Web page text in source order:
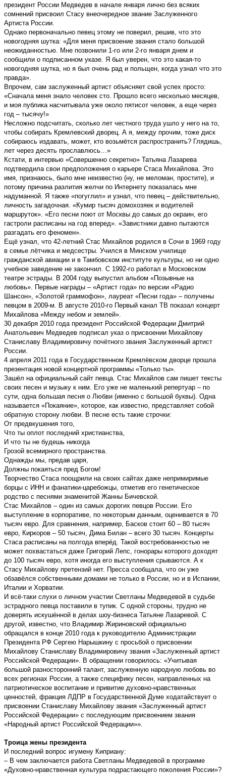
президент России Медведев в начале января лично без всяких
сомнений присвоил Стасу внеочередное звание Заслуженного
Артиста России.
Однако первоначально певец этому не поверил, решив, что это
новогодняя шутка: «Для меня присвоение звания стало большой
неожиданностью. Мне позвонили 1-го или 2-го января днем и
сообщили о подписанном указе. Я был уверен, что это какая-то
новогодняя шутка, но я был очень рад и польщен, когда узнал что это
правда».
Впрочем, сам заслуженный артист объясняет свой успех просто:
«Сначала меня знало человек сто. Прошло всего несколько месяцев,
и моя публика насчитывала уже около пятисот человек, а еще через
год – тысячу!»
Несложно подсчитать, сколько лет честного труда ушло у него на то,
чтобы собирать Кремлевский дворец. А я, между прочим, тоже диск
собираюсь издавать, может, кто возьмётся распространить? Глядишь,
лет через десять прославлюсь…»
Кстати, в интервью «Совершенно секретно» Татьяна Лазарева
подтвердила свои предположения о карьере Стаса Михайлова. Это
имя, признаюсь, было мне неизвестно (ну, не меломан, простите), и
потому причина разлития желчи по Интернету показалась мне
надуманной. Я также «погуглил» и узнал, что певец – действительно,
личность загадочная. «Кумир тысяч домохозяек и водителей
маршруток». «Его песни поют от Москвы до самых до окраин, его
гастроли расписаны на год вперед». «Завистники давно пытаются
разгадать его феномен».
Ещё узнал, что 42-летний Стас Михайлов родился в Сочи в 1969 году
в семье лётчика и медсестры. Учился в Минском училище
гражданской авиации и в Тамбовском институте культуры, но ни одно
учебное заведение не закончил. С 1992-го работал в Московском
театре эстрады. В 2004 году выпустил альбом «Позывные на
любовь». Первые награды – «Артист года» по версии «Радио
Шансон», «Золотой граммофон», лауреат «Песни года» – получены
певцом в 2009-м. В августе 2010-го Первый канал ТВ показал концерт
Михайлова «Между небом и землей».
30 декабря 2010 года президент Российской Федерации Дмитрий
Анатольевич Медведев подписал указ о присвоении Михайлову
Станиславу Владимировичу почётного звания Заслуженный артист
России.
4 апреля 2011 года в Государственном Кремлёвском дворце прошла
презентация новой концертной программы «Только ты».
Зашёл на официальный сайт певца. Стас Михайлов сам пишет тексты
своих песен и музыку к ним. Его уже не маленький репертуар – по
сути, одна большая песня о Любви (именно с большой буквы). Одна
называется «Покаяние», которое, как известно, представляет собой
обратную сторону любви. В песне есть такие строчки:
От предвкушения того,
Что ты оплот последний христианства,
И что ты не будешь никогда
Грозой всемирного пространства.
Однажды мы, предав царя,
Должны покаяться пред Богом!
Творчество Стаса поощрили на своих сайтах даже непримиримые
борцы с ИНН и фанатики-царебожцы, отметив его генетическое
родство с песнями знаменитой Жанны Бичевской.
Стас Михайлов – один из самых дорогих певцов России. Его
выступление в корпоративе, по некоторым данным, оценивается в 70
тысяч евро. Для сравнения, например, Басков стоит 60 – 80 тысяч
евро, Киркоров – 50 тысяч, Дима Билан – всего 30 тысяч. Концерты
Стаса расписаны на полгода вперёд. Такой востребованностью не
может похвастаться даже Григорий Лепс, гонорары которого доходят
до 100 тысяч евро, хотя иногда его выступления срываются. А к
Стасу Михайлову претензий нет. Пресса сообщала, что он уже
обзавёлся собственными домами не только в России, но и в Испании,
Италии и Хорватии.
И всё-таки слухи о личном участии Светланы Медведевой в судьбе
эстрадного певца поставили в тупик. С одной стороны, трудно не
доверять искушённой в делах шоу-бизнеса Татьяне Лазаревой. С
другой, известно, что Владимир Жириновский официально
обращался в конце 2010 года к руководителю Администрации
Президента РФ Сергею Нарышкину с просьбой о присвоении
Михайлову Станиславу Владимировичу звания «Заслуженный артист
Российской Федерации». В обращении говорилось: «Учитывая
большой разносторонний талант, заслуженную народную любовь во
всех регионах России, а также специфику песен, направленных на
патриотическое воспитание и привитие духовно-нравственных
ценностей, фракция ЛДПР в Государственной Думе ходатайствует о
присвоении Станиславу Михайлову звания «Заслуженный артист
Российской Федерации» с последующим присвоением звания
«Народный артист Российской Федерации»».
Троица жены президента
И последний вопрос игумену Киприану:
– В чем заключается работа Светланы Медведевой в программе
«Духовно-нравственная культура подрастающего поколения России»?